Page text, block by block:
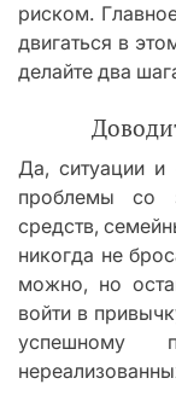
риском.
двигаться в
делайте два
Да, ситуации и
проблемы со
средств,
никогда не
можно, но
войти в
успешному